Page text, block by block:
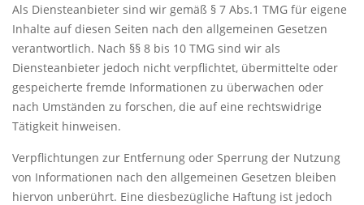
Als Diensteanbieter sind wir gemäß § 7 Abs.1 TMG für eigene
Inhalte auf diesen Seiten nach den allgemeinen Gesetzen
verantwortlich. Nach §§ 8 bis 10 TMG sind wir als
Diensteanbieter jedoch nicht verpflichtet, übermittelte oder
gespeicherte fremde Informationen zu überwachen oder
nach Umständen zu forschen, die auf eine rechtswidrige
Tätigkeit hinweisen.
Verpflichtungen zur Entfernung oder Sperrung der Nutzung
von Informationen nach den allgemeinen Gesetzen bleiben
hiervon unberührt. Eine diesbezügliche Haftung ist jedoch